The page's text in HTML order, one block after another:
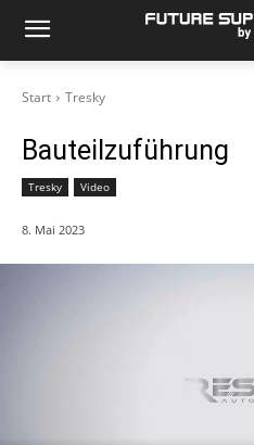
Start Tresky
Bauteilzuführung
Tresky Video
8. Mai 2023